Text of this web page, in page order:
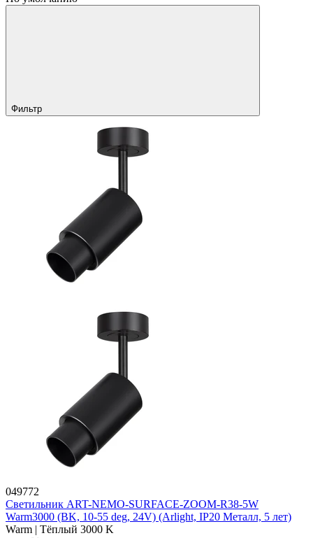
Фильтр
049772
Светильник ART-NEMO-SURFACE-ZOOM-R38-5W
Warm3000 (BK, 10-55 deg, 24V) (Arlight, IP20 Металл, 5 лет)
Warm | Тёплый 3000 K